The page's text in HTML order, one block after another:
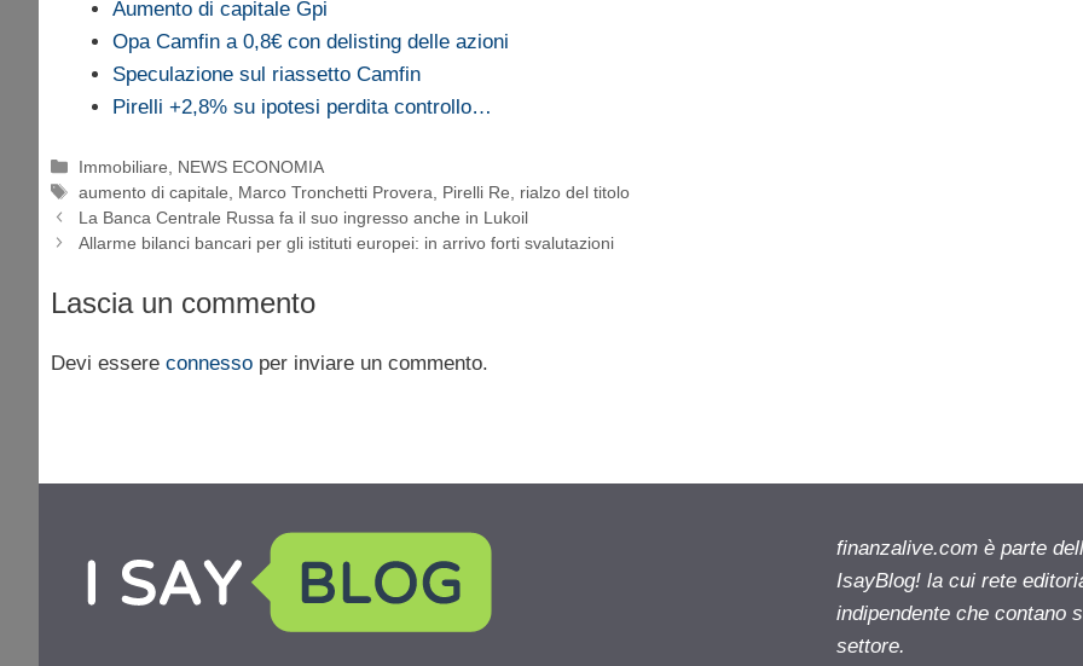
Aumento di capitale Gpi
Opa Camfin a 0,8€ con delisting delle azioni
Speculazione sul riassetto Camfin
Pirelli +2,8% su ipotesi perdita controllo…
Categorie
Immobiliare
NEWS ECONOMIA
Tag
aumento di capitale Marco Tronchetti Provera Pirelli Re
rialzo del titolo
La Banca Centrale Russa fa il suo ingresso anche in Lukoil
Allarme bilanci bancari per gli istituti europei: in arrivo forti svalutazioni
Lascia un commento
Devi essere connesso per inviare un commento.
finanzalive.com è parte
IsayBlog! la cui rete
indipendente che contano
settore.